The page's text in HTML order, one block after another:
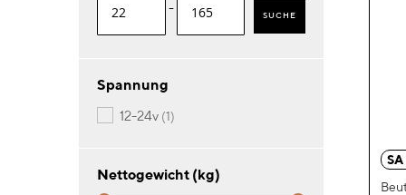
- SUCHE
Spannung
12-24v 1Artikel
Nettogewicht (kg)